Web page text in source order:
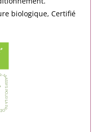
biologique, Certifié